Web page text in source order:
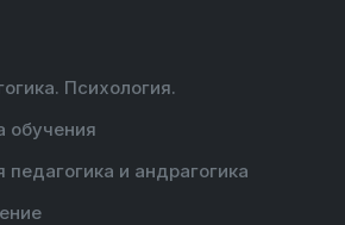
Психология.
обучения
и андрагогика